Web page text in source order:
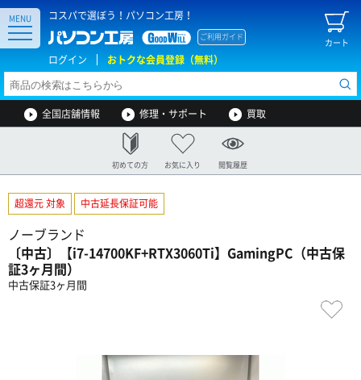
コスパで選ぼう！パソコン工房！
カート
ご利用ガイド
ログイン おトクな会員登録（無料）
MENU
全国店舗情報 修理・サポート 買取
初めての方 お気に入り 閲覧履歴
超還元 対象 中古延長保証可能
ノーブランド
〔中古〕【i7-14700KF+RTX3060Ti】GamingPC（中古保
証3ヶ月間）
中古保証3ヶ月間